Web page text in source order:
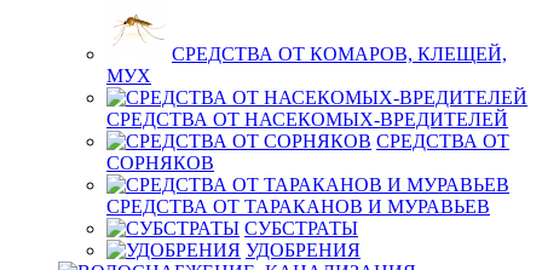
СРЕДСТВА ОТ КОМАРОВ, КЛЕЩЕЙ,
МУХ
СРЕДСТВА ОТ НАСЕКОМЫХ-ВРЕДИТЕЛЕЙ
СРЕДСТВА ОТ
СОРНЯКОВ
СРЕДСТВА ОТ ТАРАКАНОВ И МУРАВЬЕВ
СУБСТРАТЫ
УДОБРЕНИЯ